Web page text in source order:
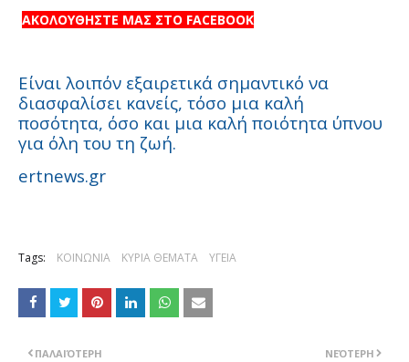
ΑΚΟΛΟΥΘΗΣΤΕ ΜΑΣ ΣΤΟ FACEBOOK
Είναι λοιπόν εξαιρετικά σημαντικό να
διασφαλίσει κανείς, τόσο μια καλή
ποσότητα, όσο και μια καλή ποιότητα ύπνου
για όλη του τη ζωή.
ertnews.gr
Tags: ΚΟΙΝΩΝΙΑ ΚΥΡΙΑ ΘΕΜΑΤΑ ΥΓΕΙΑ
ΝΕΌΤΕΡΗ
ΠΑΛΑΙΌΤΕΡΗ